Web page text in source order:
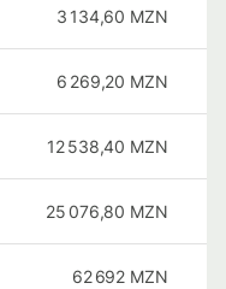
3 134,60 MZN
6 269,20 MZN
12 538,40 MZN
25 076,80 MZN
62 692 MZN